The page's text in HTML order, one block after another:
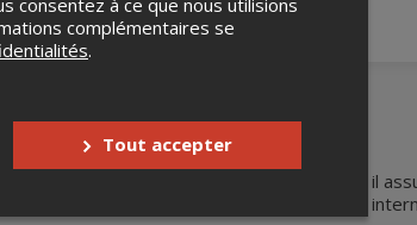
à l’Université Salve Regina, où il
du programme de master en relations
complémentaires se
.
Tout accepter